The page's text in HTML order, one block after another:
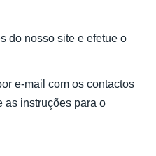
do nosso site e efetue o
e-mail com os contactos
as instruções para o